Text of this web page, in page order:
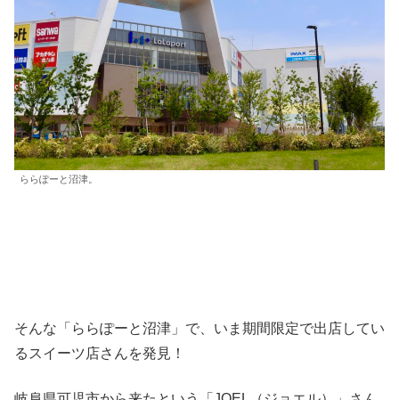
ららぽーと沼津。
そんな「ららぽーと沼津」で、いま期間限定で出店してい
るスイーツ店さんを発見！